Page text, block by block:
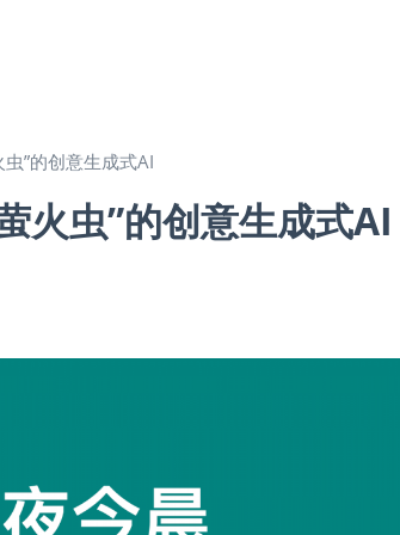
”的创意生成式AI
火虫”的创意生成式AI